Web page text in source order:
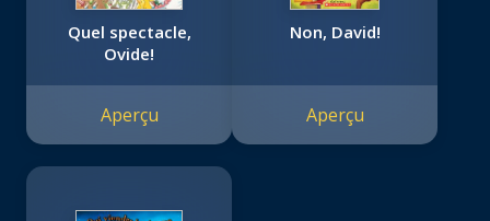
Quel spectacle,
Ovide!
Aperçu
Non, David!
Aperçu